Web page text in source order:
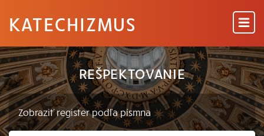
KATECHIZMUS
REŠPEKTOVANIE